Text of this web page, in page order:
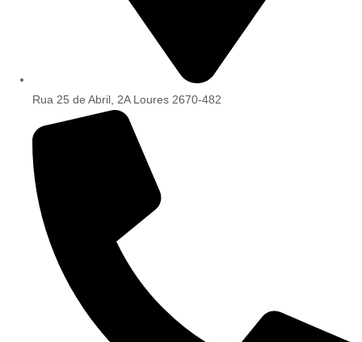
Rua 25 de Abril, 2A Loures 2670-482